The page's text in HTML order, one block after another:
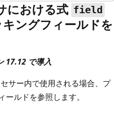
における式 field
ングフィールドを
17.12 で導入
サー内で使用される場合、プ
ルドを参照します。